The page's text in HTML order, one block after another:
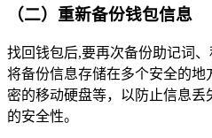
（二）重新备份钱包信息
找回钱包后,要再次备份助记词
将备份信息存储在多个安全的地
密的移动硬盘等，以防止信息
的安全性。